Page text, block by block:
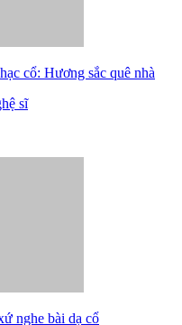
cổ: Hương sắc quê nhà
sĩ
nghe bài dạ cổ